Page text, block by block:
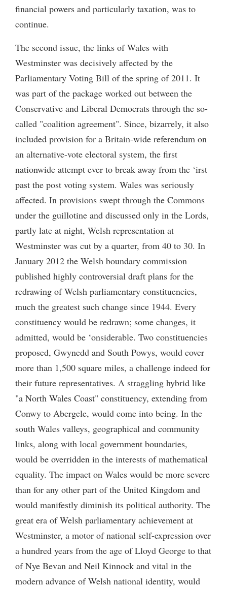
financial powers and particularly taxation, was to
continue.
The second issue, the links of Wales with
Westminster was decisively affected by the
Parliamentary Voting Bill of the spring of 2011. It
was part of the package worked out between the
Conservative and Liberal Democrats through the so-
called "coalition agreement". Since, bizarrely, it also
included provision for a Britain-wide referendum on
an alternative-vote electoral system, the first
nationwide attempt ever to break away from the ‘irst
past the post voting system. Wales was seriously
affected. In provisions swept through the Commons
under the guillotine and discussed only in the Lords,
partly late at night, Welsh representation at
Westminster was cut by a quarter, from 40 to 30. In
January 2012 the Welsh boundary commission
published highly controversial draft plans for the
redrawing of Welsh parliamentary constituencies,
much the greatest such change since 1944. Every
constituency would be redrawn; some changes, it
admitted, would be ‘onsiderable. Two constituencies
proposed, Gwynedd and South Powys, would cover
more than 1,500 square miles, a challenge indeed for
their future representatives. A straggling hybrid like
"a North Wales Coast" constituency, extending from
Conwy to Abergele, would come into being. In the
south Wales valleys, geographical and community
links, along with local government boundaries,
would be overridden in the interests of mathematical
equality. The impact on Wales would be more severe
than for any other part of the United Kingdom and
would manifestly diminish its political authority. The
great era of Welsh parliamentary achievement at
Westminster, a motor of national self-expression over
a hundred years from the age of Lloyd George to that
of Nye Bevan and Neil Kinnock and vital in the
modern advance of Welsh national identity, would